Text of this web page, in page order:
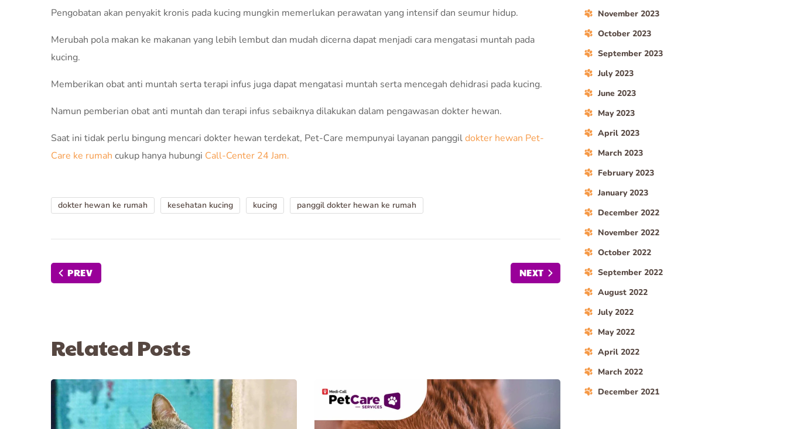
Pengobatan akan penyakit kronis pada kucing mungkin memerlukan perawatan yang intensif dan seumur hidup.
Merubah pola makan ke makanan yang lebih lembut dan mudah dicerna dapat menjadi cara mengatasi muntah pada
kucing.
Memberikan obat anti muntah serta terapi infus juga dapat mengatasi muntah serta mencegah dehidrasi pada kucing.
Namun pemberian obat anti muntah dan terapi infus sebaiknya dilakukan dalam pengawasan dokter hewan.
Saat ini tidak perlu bingung mencari dokter hewan terdekat, Pet-Care mempunyai layanan panggildokter hewan Pet-
Care ke rumah cukup hanya hubungi Call-Center 24 Jam.
dokter hewan ke rumah kesehatan kucing kucing panggil dokter hewan ke rumah
PREV NEXT
Related Posts
November 2023
October 2023
September 2023
July 2023
June 2023
May 2023
April 2023
March 2023
February 2023
January 2023
December 2022
November 2022
October 2022
September 2022
August 2022
July 2022
May 2022
April 2022
March 2022
December 2021